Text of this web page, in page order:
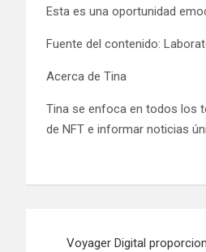
Esta es una oportunidad
Fuente del contenido:
Acerca de Tina
Tina se enfoca en todos los
de NFT e informar noticias
Voyager Digital